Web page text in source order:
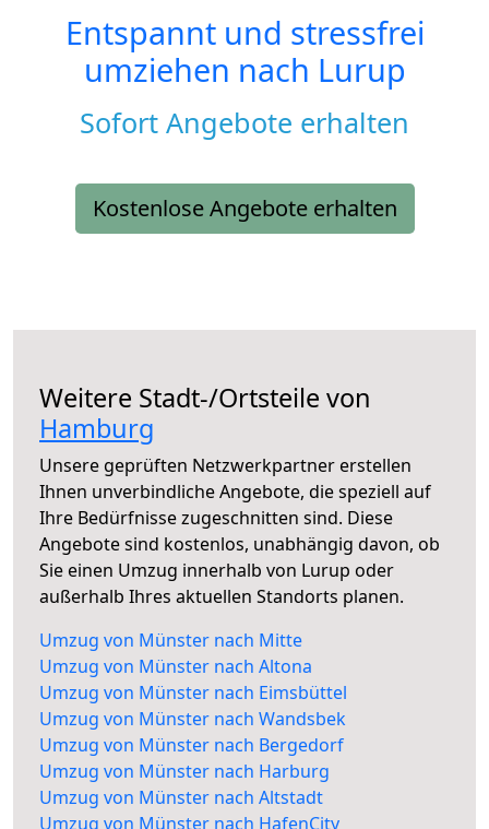
Entspannt und stressfrei
umziehen nach Lurup
Sofort Angebote erhalten
Kostenlose Angebote erhalten
Weitere Stadt-/Ortsteile von
Hamburg
Unsere geprüften Netzwerkpartner erstellen
Ihnen unverbindliche Angebote, die speziell auf
Ihre Bedürfnisse zugeschnitten sind. Diese
Angebote sind kostenlos, unabhängig davon, ob
Sie einen Umzug innerhalb von Lurup oder
außerhalb Ihres aktuellen Standorts planen.
Umzug von Münster nach Mitte
Umzug von Münster nach Altona
Umzug von Münster nach Eimsbüttel
Umzug von Münster nach Wandsbek
Umzug von Münster nach Bergedorf
Umzug von Münster nach Harburg
Umzug von Münster nach Altstadt
Umzug von Münster nach HafenCity